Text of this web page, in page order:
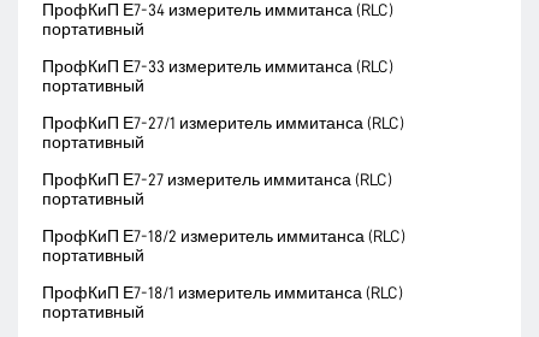
ПрофКиП Е7-34 измеритель иммитанса (RLC)
портативный
ПрофКиП Е7-33 измеритель иммитанса (RLC)
портативный
ПрофКиП Е7-27/1 измеритель иммитанса (RLC)
портативный
ПрофКиП Е7-27 измеритель иммитанса (RLC)
портативный
ПрофКиП Е7-18/2 измеритель иммитанса (RLC)
портативный
ПрофКиП Е7-18/1 измеритель иммитанса (RLC)
портативный